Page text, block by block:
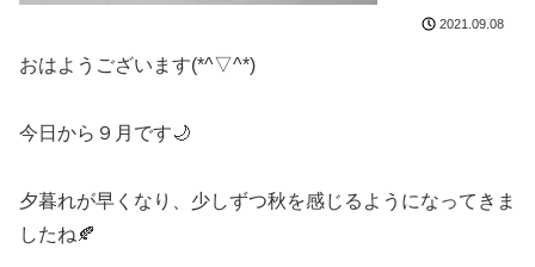
2021.09.08
おはようございます(*^▽^*)
今日から９月です🌙
夕暮れが早くなり、少しずつ秋を感じるようになってきま
したね🍂